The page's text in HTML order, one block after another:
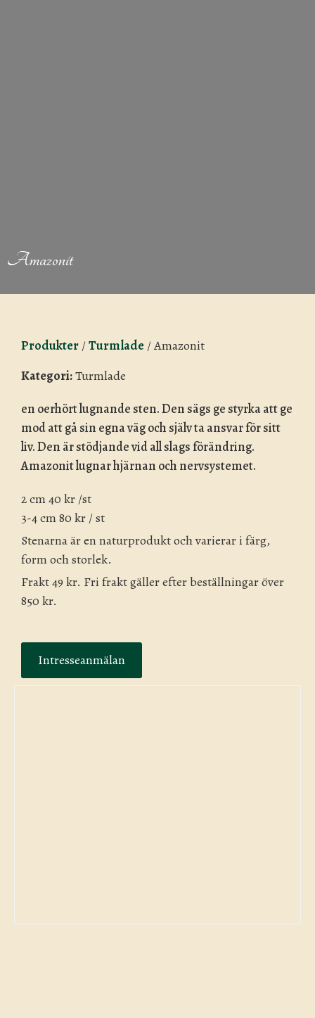
Amazonit
Produkter /Turmlade /Amazonit
Kategori:Turmlade
en oerhört lugnande sten. Den sägs ge styrka att ge
mod att gå sin egna väg och själv ta ansvar för sitt
liv. Den är stödjande vid all slags förändring.
Amazonit lugnar hjärnan och nervsystemet.
2 cm 40 kr /st
3-4 cm 80 kr / st
Stenarna är en naturprodukt och varierar i färg,
form och storlek.
Frakt 49 kr. Fri frakt gäller efter beställningar över
850 kr.
Intresseanmälan